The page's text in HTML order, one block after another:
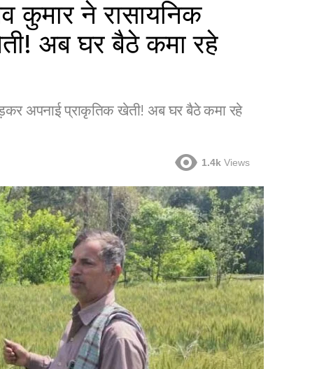
ने रासायनिक
अब घर बैठे कमा रहे
अपनाई प्राकृतिक खेती! अब घर बैठे कमा रहे
1.4k Views